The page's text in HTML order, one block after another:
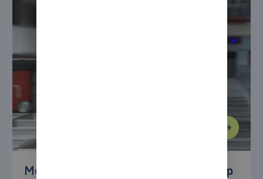
Modernizacja magazynu Cosmo Group